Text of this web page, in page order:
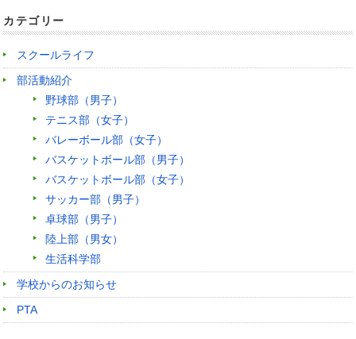
カテゴリー
スクールライフ
部活動紹介
野球部（男子）
テニス部（女子）
バレーボール部（女子）
バスケットボール部（男子）
バスケットボール部（女子）
サッカー部（男子）
卓球部（男子）
陸上部（男女）
生活科学部
学校からのお知らせ
PTA